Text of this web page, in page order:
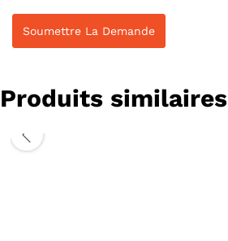
Produits similaires